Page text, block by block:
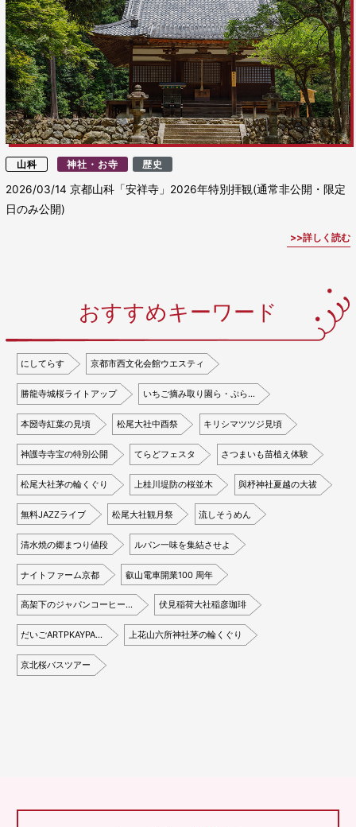
山科 神社・お寺 歴史
2026/03/14京都山科「安祥寺」2026年特別拝観(通常非公開・限定
日のみ公開)
詳しく読む
おすすめキーワード
にしてらす 京都市西文化会館ウエスティ
勝龍寺城桜ライトアップ いちご摘み取り園ら・ぷら…
本圀寺紅葉の見頃 松尾大社中酉祭 キリシマツツジ見頃
神護寺寺宝の特別公開 てらどフェスタ さつまいも苗植え体験
松尾大社茅の輪くぐり 上桂川堤防の桜並木 與杼神社夏越の大祓
無料JAZZライブ 松尾大社観月祭 流しそうめん
清水焼の郷まつり値段 ルパン一味を集結させよ
ナイトファーム京都 叡山電車開業100 周年
高架下のジャパンコーヒー… 伏見稲荷大社稲彦珈琲
だいごARTPKAYPA… 上花山六所神社茅の輪くぐり
京北桜バスツアー